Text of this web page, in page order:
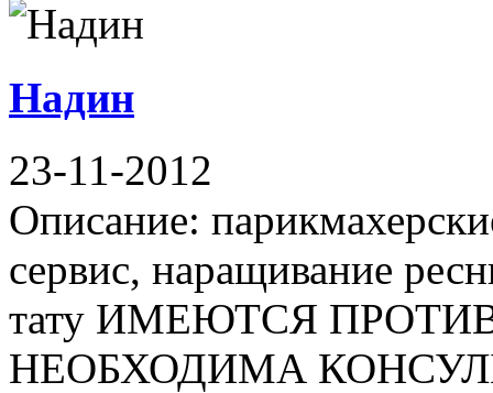
Надин
23-11-2012
Описание:
сервис, наращивание
тату ИМЕЮТСЯ
НЕОБХОДИМА